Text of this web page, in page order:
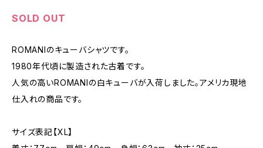
SOLD OUT
ROMANIのキューバシャツです。
1980年代頃に製造された古着です。
人気の高いROMANIの白キューバが入荷しました。アメリカ現地
仕入れの商品です。
サイズ表記【XL】